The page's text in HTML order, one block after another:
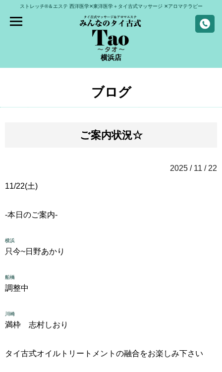
ストレッチ®＆エステ 西洋医学✕東洋医学＋タイ古式マッサージ ✕アロマテラピー
横浜店
ブログ
ご案内状況☆
2025 / 11 / 22
11/22(土)
-本日のご案内-
横浜
只今~日野あかり
船橋
調整中
川崎
満枠 志村しおり
タイ古式オイルトリートメントの融合をお楽しみ下さい